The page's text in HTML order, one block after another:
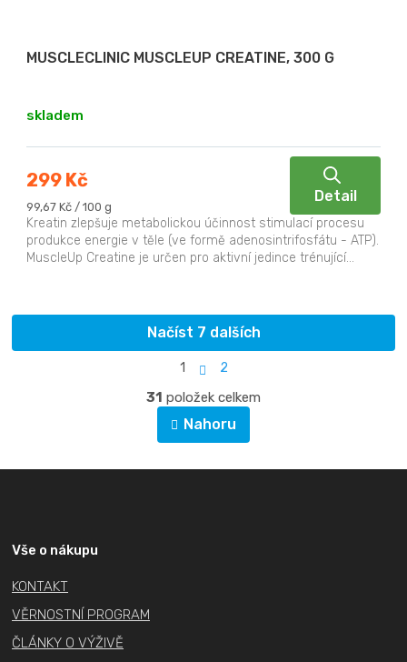
MUSCLECLINIC MUSCLEUP CREATINE, 300 G
skladem
299 Kč
Měrná
cena:
99,67 Kč / 100 g
Detail
Kreatin zlepšuje metabolickou účinnost stimulací procesu
produkce energie v těle (ve formě adenosintrifosfátu - ATP).
MuscleUp Creatine je určen pro aktivní jedince trénující...
O
v
l
d
Načíst 7 dalších
S
t
r
á
n
1 2
31 položek celkem
Nahoru
Vše o nákupu
KONTAKT
VĚRNOSTNÍ PROGRAM
ČLÁNKY O VÝŽIVĚ